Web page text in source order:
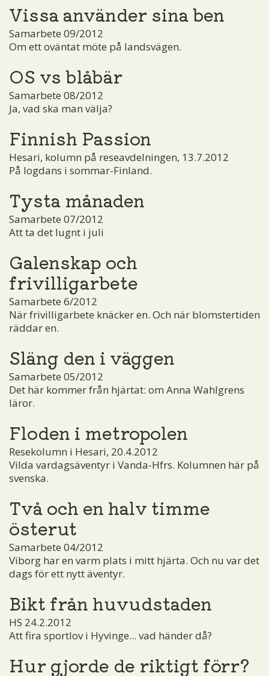
Vissa använder sina ben
Samarbete 09/2012
Om ett oväntat möte på landsvägen.
OS vs blåbär
Samarbete 08/2012
Ja, vad ska man välja?
Finnish Passion
Hesari, kolumn på reseavdelningen, 13.7.2012
På logdans i sommar-Finland.
Tysta månaden
Samarbete 07/2012
Att ta det lugnt i juli
Galenskap och
frivilligarbete
Samarbete 6/2012
När frivilligarbete knäcker en. Och när blomstertiden
räddar en.
Släng den i väggen
Samarbete 05/2012
Det här kommer från hjärtat: om Anna Wahlgrens
läror.
Floden i metropolen
Resekolumn i Hesari, 20.4.2012
Vilda vardagsäventyr i Vanda-Hfrs. Kolumnen här på
svenska.
Två och en halv timme
österut
Samarbete 04/2012
Viborg har en varm plats i mitt hjärta. Och nu var det
dags för ett nytt äventyr.
Bikt från huvudstaden
HS 24.2.2012
Att fira sportlov i Hyvinge... vad händer då?
Hur gjorde de riktigt förr?